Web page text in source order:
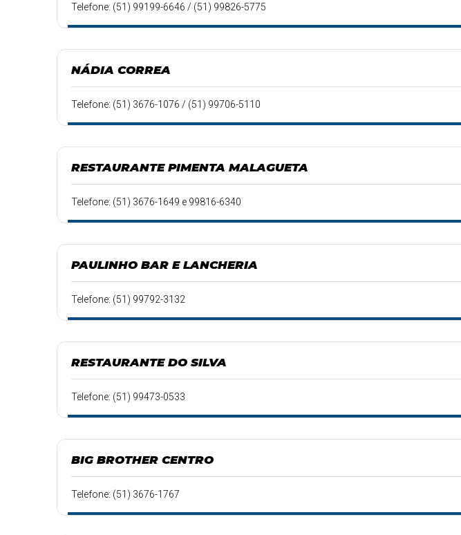
Telefone: (51) 99199-6646 / (51) 99826-5775
NÁDIA CORREA
Telefone: (51) 3676-1076 / (51) 99706-5110
RESTAURANTE PIMENTA MALAGUETA
Telefone: (51) 3676-1649 e 99816-6340
PAULINHO BAR E LANCHERIA
Telefone: (51) 99792-3132
RESTAURANTE DO SILVA
Telefone: (51) 99473-0533
BIG BROTHER CENTRO
Telefone: (51) 3676-1767